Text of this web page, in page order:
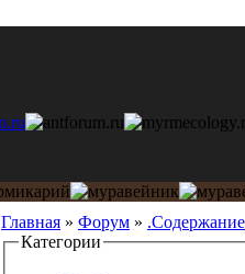
Главная » Форум » .Содержание
Категории